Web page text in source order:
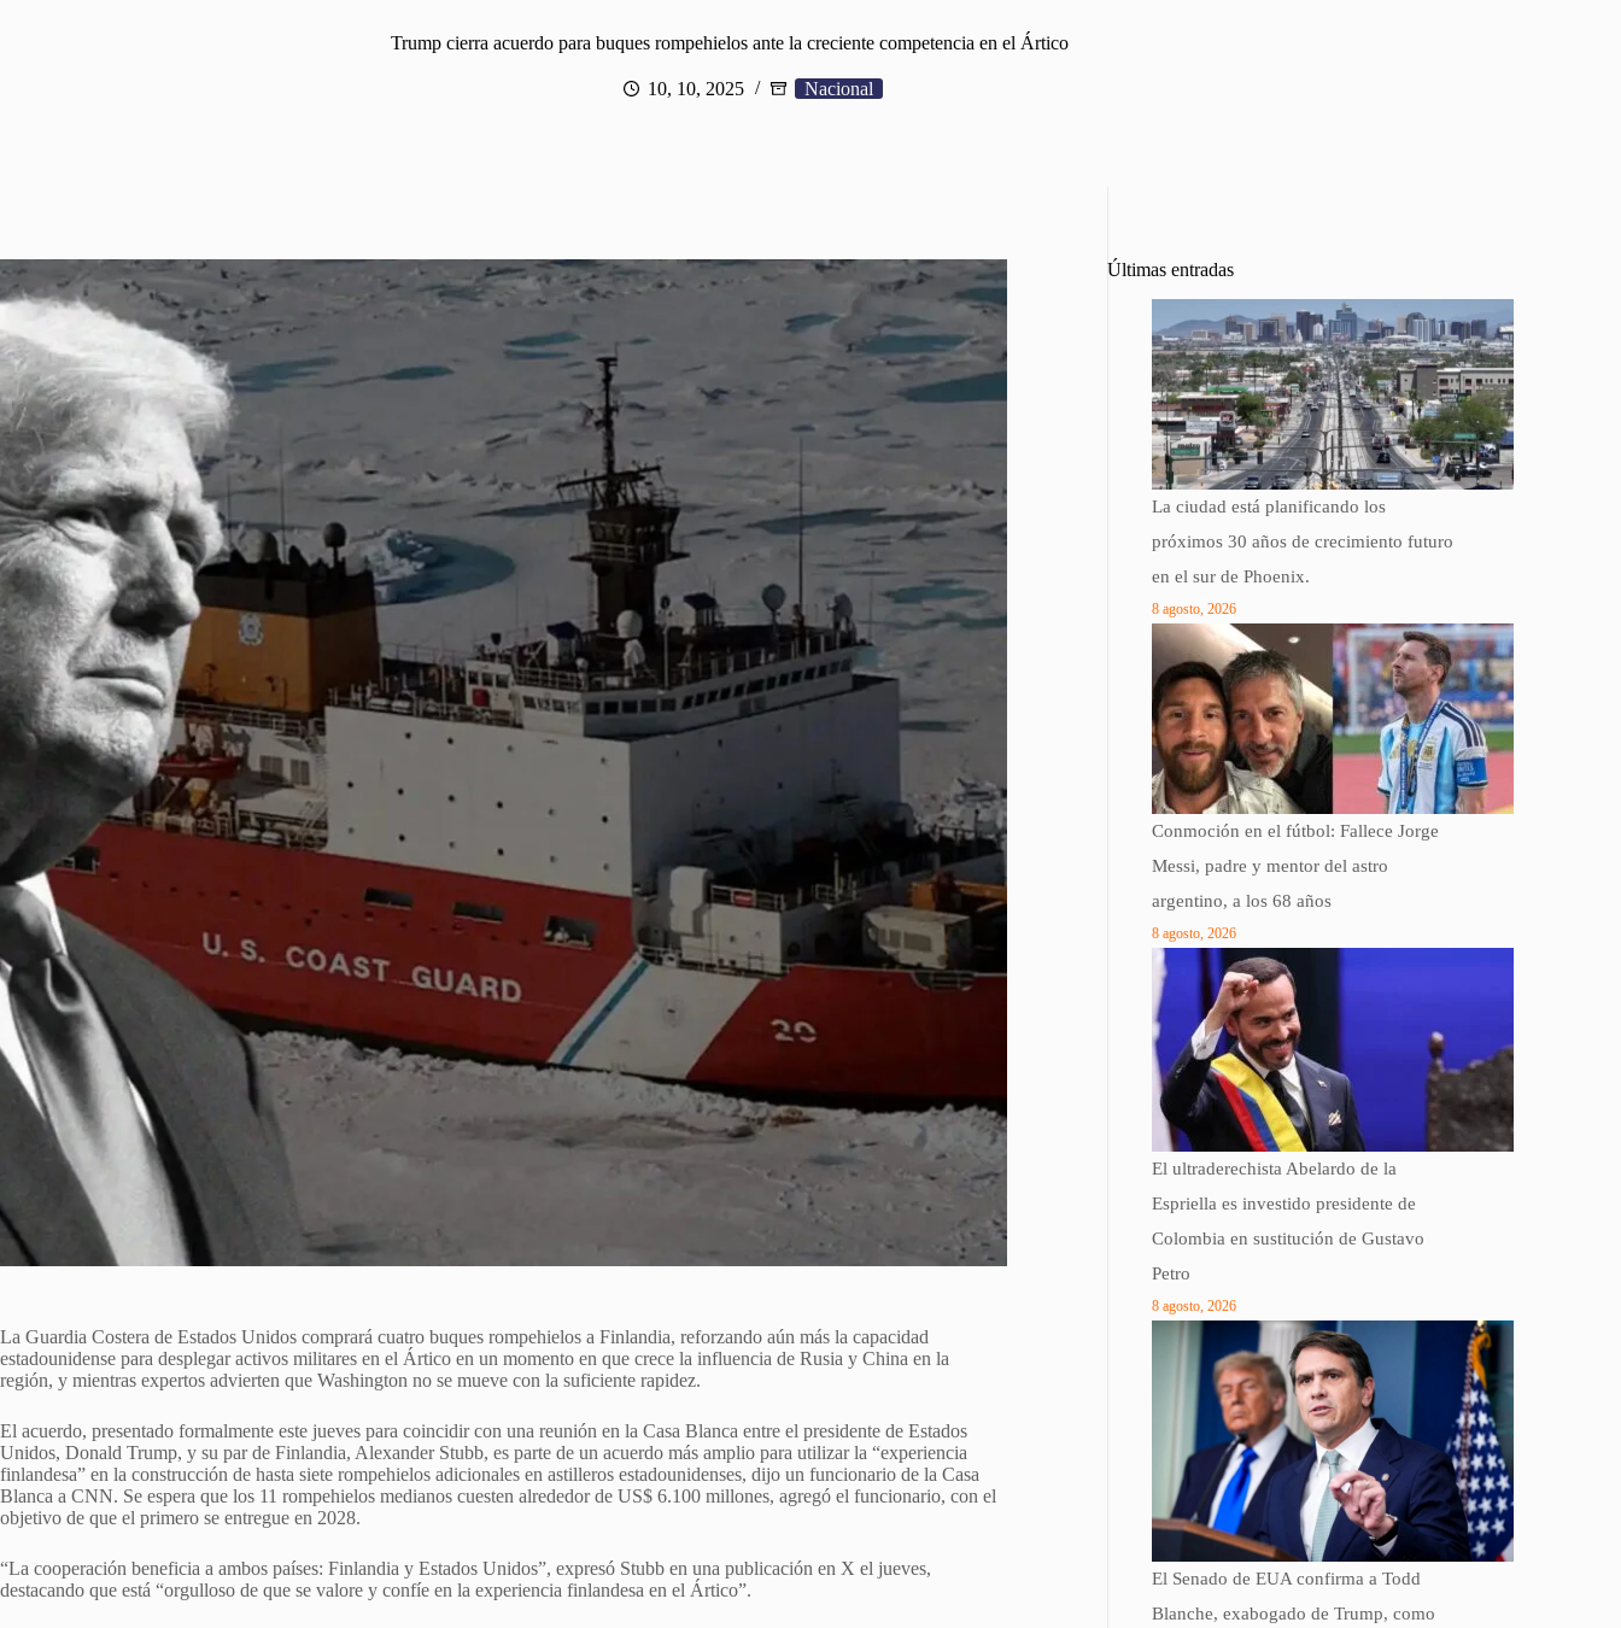
Trump cierra acuerdo para buques rompehielos ante la creciente competencia en el Ártico
10, 10, 2025 Nacional
La Guardia Costera de Estados Unidos comprará cuatro buques rompehielos a Finlandia, reforzando aún más la capacidad
estadounidense para desplegar activos militares en el Ártico en un momento en que crece la influencia de Rusia y China en la
región, y mientras expertos advierten que Washington no se mueve con la suficiente rapidez.
El acuerdo, presentado formalmente este jueves para coincidir con una reunión en la Casa Blanca entre el presidente de Estados
Unidos, Donald Trump, y su par de Finlandia, Alexander Stubb, es parte de un acuerdo más amplio para utilizar la “experiencia
finlandesa” en la construcción de hasta siete rompehielos adicionales en astilleros estadounidenses, dijo un funcionario de la Casa
Blanca a CNN. Se espera que los 11 rompehielos medianos cuesten alrededor de US$ 6.100 millones, agregó el funcionario, con el
objetivo de que el primero se entregue en 2028.
“La cooperación beneficia a ambos países: Finlandia y Estados Unidos”, expresó Stubb en una publicación en X el jueves,
destacando que está “orgulloso de que se valore y confíe en la experiencia finlandesa en el Ártico”.
Últimas entradas
La ciudad está planificando los
próximos 30 años de crecimiento futuro
en el sur de Phoenix.
8 agosto, 2026
Conmoción en el fútbol: Fallece Jorge
Messi, padre y mentor del astro
argentino, a los 68 años
8 agosto, 2026
El ultraderechista Abelardo de la
Espriella es investido presidente de
Colombia en sustitución de Gustavo
Petro
8 agosto, 2026
El Senado de EUA confirma a Todd
Blanche, exabogado de Trump, como